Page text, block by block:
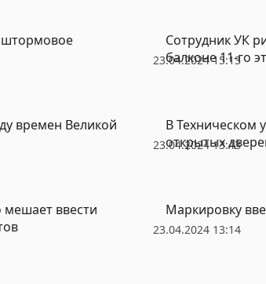
23.04.2024 15:13
штормовое
Сотрудник УК
балконе 11-го
23.04.2024 13:43
времен Великой
В Техническом
открытых
23.04.2024 13:14
мешает ввести
Маркировку